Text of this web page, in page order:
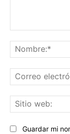
Guardar mi